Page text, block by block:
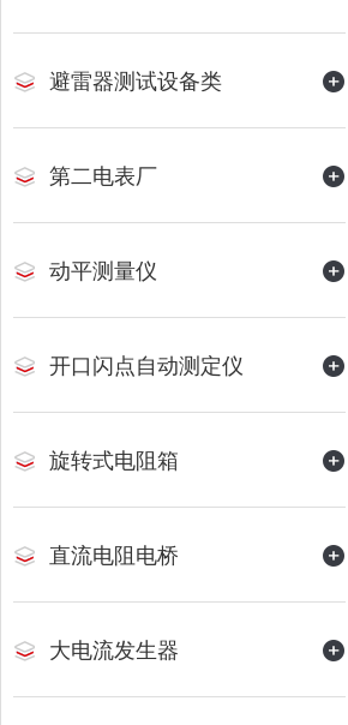
避雷器测试设备类
第二电表厂
动平测量仪
开口闪点自动测定仪
旋转式电阻箱
直流电阻电桥
大电流发生器